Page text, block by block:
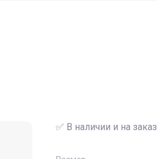
✅ В наличии и на заказ